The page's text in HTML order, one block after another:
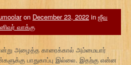
on December 23, 2022 in ஜீவ
வாக்கு
அழைத்த காரைக்கால் அம்மையார்
பாதுகாப்பு இல்லை. இதற்கு என்ன